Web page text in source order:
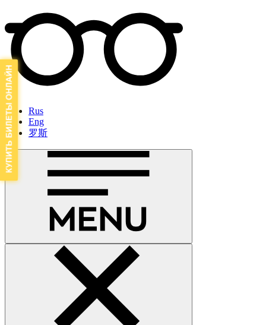
Rus
Eng
罗斯